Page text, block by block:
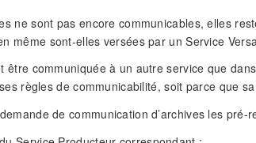
ne sont pas encore communicables, elles
même sont-elles versées par un Service
être communiquée à un autre service que
règles de communicabilité, soit parce que
de communication d’archives les pré-